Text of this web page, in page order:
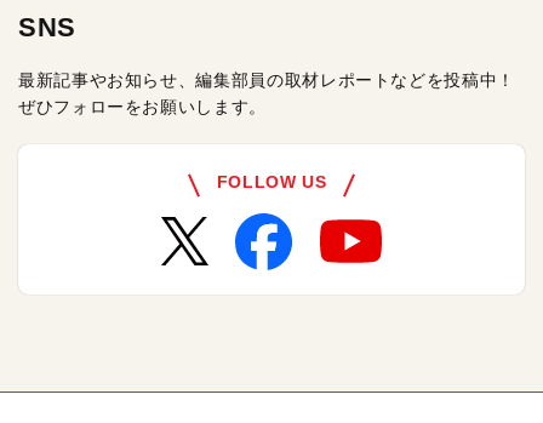
SNS
最新記事やお知らせ、編集部員の取材レポートなどを投稿中！
ぜひフォローをお願いします。
FOLLOW US